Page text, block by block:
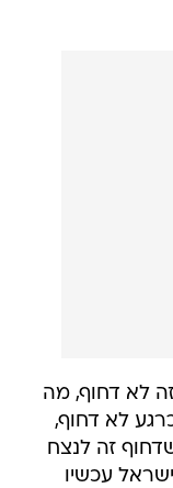
זה לא דחוף, מה
לא דחוף,
זה לנצח
עכשיו